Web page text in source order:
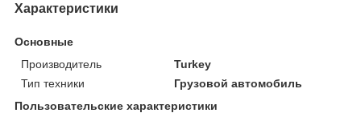
Характеристики
Основные
Производитель
Turkey
Тип техники
Грузовой автомобиль
Пользовательские характеристики